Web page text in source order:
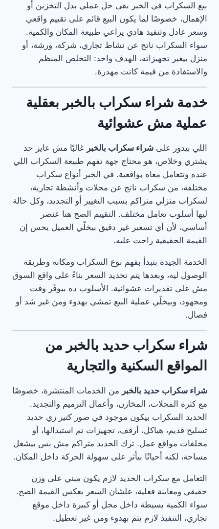
بيع السكراب في الخبر بقى حل عملي بدل التخزين أو
الإهمال، خصوصًا لما يكون البيع قائم على تقييم واقعي
وسعر عادل وتنفيذ هادي يراعي طبيعة المكان والكمية.
سواء السكراب ناتج عن نشاط تجاري، شركة، ورشة، أو
منزل بيغير تجهيزاته، الهدف واحد: التخلص المنظم
والاستفادة من قيمة كانت مهدرة.
خدمة شراء سكراب بالخبر بعقلية
عملية مش عشوائية
اللي بيدور على شراء سكراب بالخبر غالبًا مش عايز حد
يشتري وخلاص، هو محتاج جهة تفهم طبيعة السكراب اللي
عنده وتتعامل معاه بواقعية. في الخبر أنواع سكراب
مختلفة، من سكراب ناتج عن محلات وأنشطة تجارية،
لسكراب منزلي متراكم بسبب التغيير أو التجديد، وكل حالة
ليها أسلوب تعامل مختلف. التقييم الصح هنا عنصر
أساسي، لأن أي تسعير غير دقيق بيخلّي العميل يحس إن
القيمة الحقيقية راحت عليه.
الخدمة الجيدة بتبدأ بفهم نوع السكراب ومكانه وطريقة
الوصول ليه، وبعدها يتم تحديد السعر بناءً على واقع السوق
مش على تقديرات عشوائية. الأسلوب ده بيوفّر وقت
ومجهود، وبيخلّي عملية البيع تمشي بهدوء ومن غير شد أو
فصال.
شراء سكراب حديد بالخبر من
المواقع السكنية والتجارية
شراء سكراب حديد بالخبر من الخدمات المنتشرة، خصوصًا
مع كثرة المحلات، المخازن، وأعمال الترميم والتجديد.
الحديد السكراب بيكون موجود في صور كتير زي حديد
تسليح قديم، هياكل، أرفف، تجهيزات تم استبدالها، أو
مخلفات مواقع عمل. ترك الحديد متراكم مش بس بيشغل
مساحة، لكنه أحيانًا بيأثر على سهولة الحركة داخل المكان.
التعامل مع سكراب الحديد لازم يكون مبني على وزن
حقيقي ومعاينة فعلية، علشان السعر يعكس القيمة الصح.
سواء الكمية بسيطة داخل محل أو كبيرة داخل موقع
تجاري، التنفيذ لازم يتم بهدوء ومن غير تعطيل.